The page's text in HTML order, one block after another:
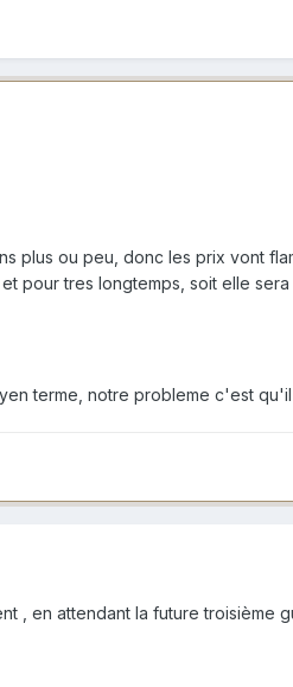
plus ou peu, donc les prix vont
pour tres longtemps, soit elle
terme, notre probleme c'est
, en attendant la future troisième